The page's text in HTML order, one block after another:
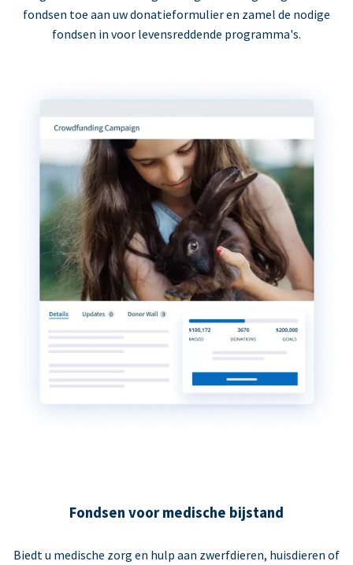
fondsen toe aan uw donatieformulier en zamel de nodige
fondsen in voor levensreddende programma's.
Fondsen voor medische bijstand
Biedt u medische zorg en hulp aan zwerfdieren, huisdieren of